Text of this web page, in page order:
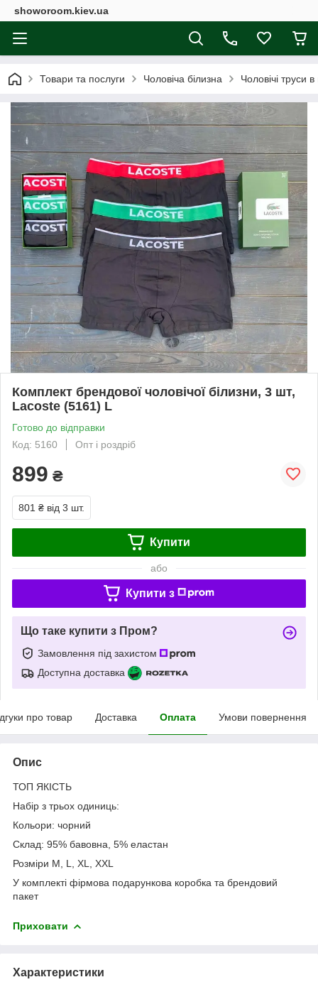
showoroom.kiev.ua
Товари та послуги Чоловіча білизна Чоловічі труси
Комплект брендової чоловічої білизни, 3 шт,
Lacoste (5161) L
Готово до відправки
Код: 5160
Опт і роздріб
899 ₴
801 ₴ від 3 шт.
Купити
або
Купити з
Що таке купити з Пром?
Замовлення під захистом
Доступна доставка
про товар Доставка Оплата Умови повернення
Опис
ТОП ЯКІСТЬ
Набір з трьох одиниць:
Кольори: чорний
Склад: 95% бавовна, 5% еластан
Розміри M, L, XL, XXL
У комплекті фірмова подарункова коробка та брендовий
пакет
Приховати
Характеристики